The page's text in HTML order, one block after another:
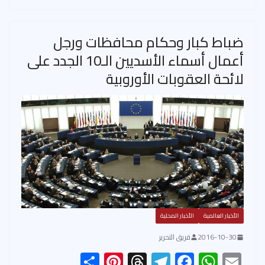
A
p
p
o
ok
m
t
ضباط كبار وحكام محافظات ورجل
أعمال أسماء الأسديين الـ10 الجدد على
لائحة العقوبات الأوروبية
الأخبار العالمية الأخبار المحلية
2016-10-30 فريق التحرير